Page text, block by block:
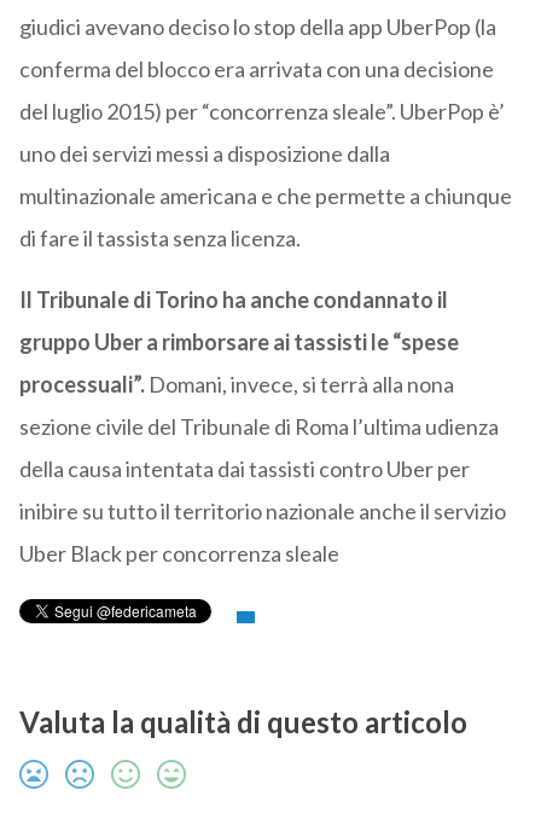
giudici avevano deciso lo stop della app UberPop (la
conferma del blocco era arrivata con una decisione
del luglio 2015) per “concorrenza sleale”. UberPop è’
uno dei servizi messi a disposizione dalla
multinazionale americana e che permette a chiunque
di fare il tassista senza licenza.
Il Tribunale di Torino ha anche condannato il
gruppo Uber a rimborsare ai tassisti le “spese
processuali”.Domani, invece, si terrà alla nona
sezione civile del Tribunale di Roma l’ultima udienza
della causa intentata dai tassisti contro Uber per
inibire su tutto il territorio nazionale anche il servizio
Uber Black per concorrenza sleale
Valuta la qualità di questo articolo